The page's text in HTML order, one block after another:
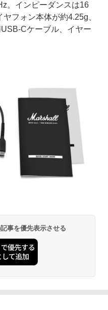
。インピーダンスは16
フォン本体が約4.25g、
Cケーブル、イヤー
事を優先表示させる